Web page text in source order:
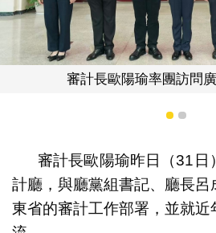
省審計廳 雙方
1 2
審計長歐陽瑜昨日（31日
計廳，與廳黨組書記、廳長
東省的審計工作部署，並就近